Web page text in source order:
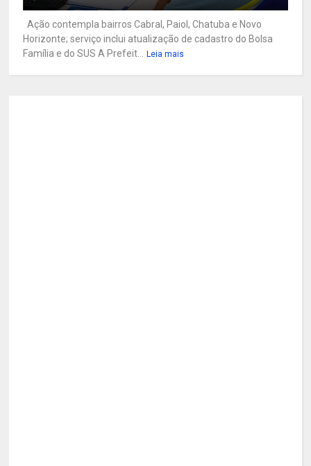
Ação contempla bairros Cabral, Paiol, Chatuba e Novo
Horizonte; serviço inclui atualização de cadastro do Bolsa
Família e do SUS A Prefeit...
Leia mais